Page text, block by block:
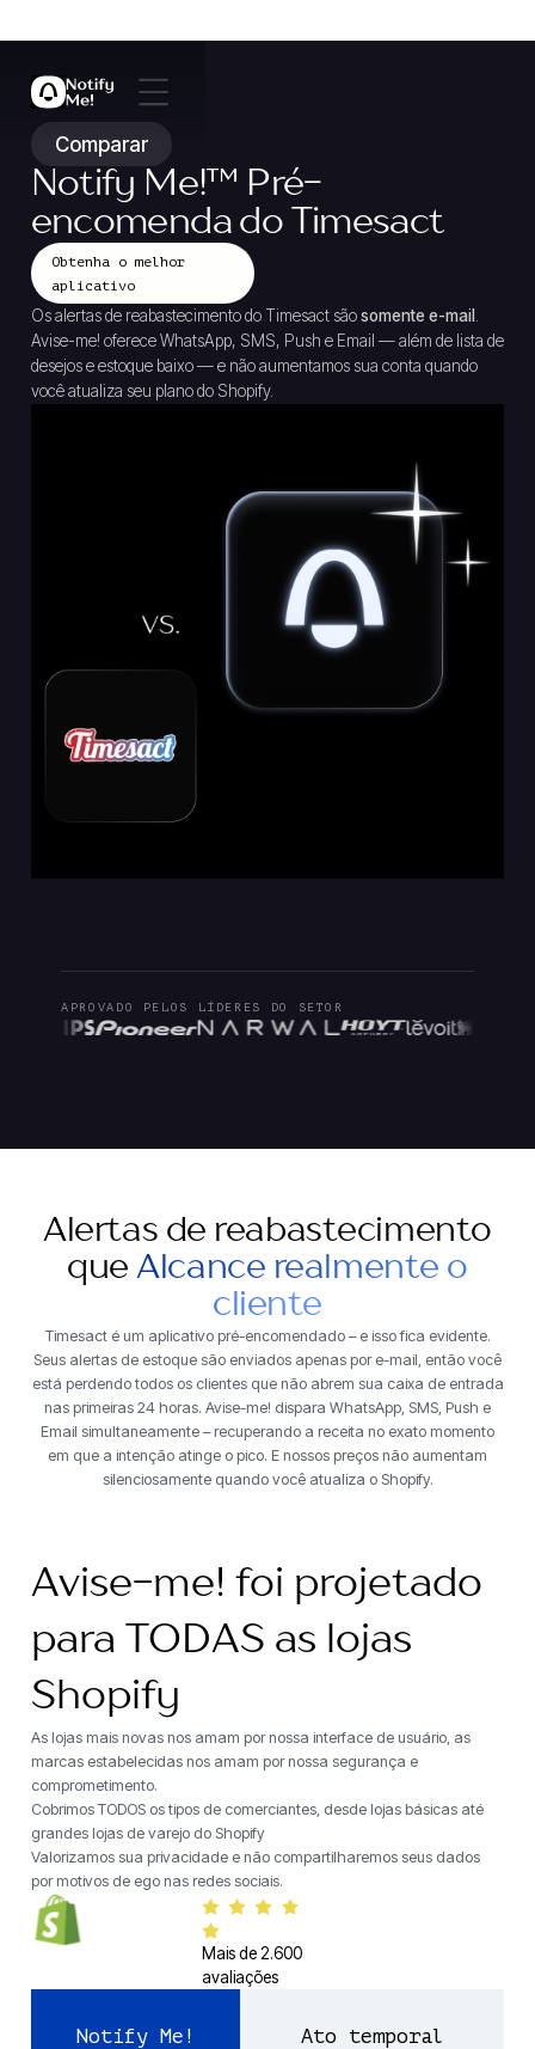
Comparar
Notify Me!™ Pré-
encomenda do Timesact
Obtenha o melhor
aplicativo
Os alertas de reabastecimento do Timesact sãosomente e-mail .
Avise-me! oferece WhatsApp, SMS, Push e Email — além de lista de
desejos e estoque baixo — e não aumentamos sua conta quando
você atualiza seu plano do Shopify.
APROVADO PELOS LÍDERES DO SETOR
Alertas de reabastecimento
queAlcance realmente o
cliente
Timesact é um aplicativo pré-encomendado – e isso fica evidente.
Seus alertas de estoque são enviados apenas por e-mail, então você
está perdendo todos os clientes que não abrem sua caixa de entrada
nas primeiras 24 horas. Avise-me! dispara WhatsApp, SMS, Push e
Email simultaneamente – recuperando a receita no exato momento
em que a intenção atinge o pico. E nossos preços não aumentam
silenciosamente quando você atualiza o Shopify.
Avise-me! foi projetado
para TODAS as lojas
Shopify
As lojas mais novas nos amam por nossa interface de usuário, as
marcas estabelecidas nos amam por nossa segurança e
comprometimento.
Cobrimos TODOS os tipos de comerciantes, desde lojas básicas até
grandes lojas de varejo do Shopify
Valorizamos sua privacidade e não compartilharemos seus dados
por motivos de ego nas redes sociais.
Mais de 2.600
avaliações
Notify Me! Ato temporal